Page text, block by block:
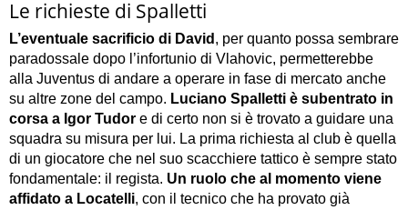
Le richieste di Spalletti
L’eventuale sacrificio di David , per quanto possa sembrare
paradossale dopo l’infortunio di Vlahovic, permetterebbe
alla Juventus di andare a operare in fase di mercato anche
su altre zone del campo. Luciano Spalletti è subentrato in
corsa a Igor Tudor e di certo non si è trovato a guidare una
squadra su misura per lui. La prima richiesta al club è quella
di un giocatore che nel suo scacchiere tattico è sempre stato
fondamentale: il regista. Un ruolo che al momento viene
affidato a Locatelli, con il tecnico che ha provato già